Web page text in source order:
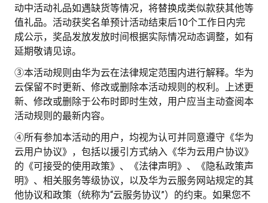
动中活动礼品如遇缺货等情况，将替换成类似款获其他等
值礼品。活动获奖名单预计活动结束后10个工作日内完
成公示，奖品发放发放时间根据实际情况动态调整，如有
延期敬请见谅。
③本活动规则由华为云在法律规定范围内进行解释。华为
云保留不时更新、修改或删除本活动规则的权利。上述更
新、修改或删除于公布时即时生效，用户应当主动查阅本
活动规则的最新内容。
④所有参加本活动的用户，均视为认可并同意遵守《华为
云用户协议》，包括以援引方式纳入《华为云用户协议》
的《可接受的使用政策》、《法律声明》、《隐私政策声
明》、相关服务等级协议，以及华为云服务网站规定的其
他协议和政策（统称为“云服务协议”）的约束。如果您不